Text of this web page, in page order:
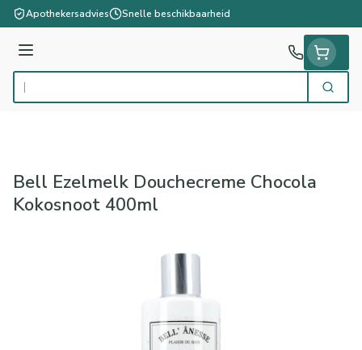
Ga naar de inhoud
Apothekersadvies Snelle beschikbaarheid
Menu
Product, merk, categorie... Zoek
Bell Ezelmelk Douchecreme Chocola
Kokosnoot 400ml